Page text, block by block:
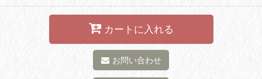
カートに入れる
お問い合わせ